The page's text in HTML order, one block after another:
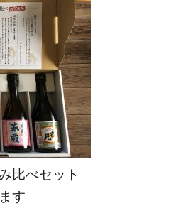
比べセット
す